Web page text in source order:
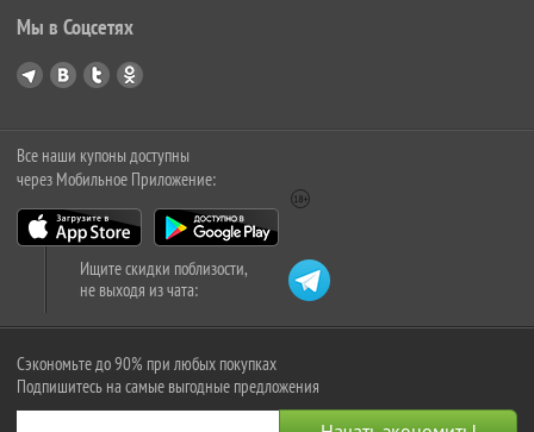
Мы в Соцсетях
Все наши купоны доступны
через Мобильное Приложение:
Ищите скидки поблизости,
не выходя из чата:
Сэкономьте до 90% при любых покупках
Подпишитесь на самые выгодные предложения